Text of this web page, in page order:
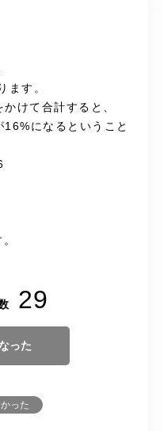
ます。
けて合計すると、
になるということ
29
った
った